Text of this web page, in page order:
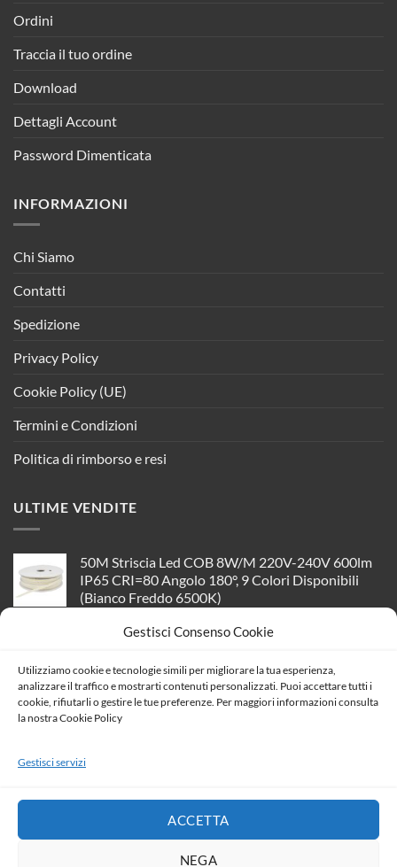
Gestisci Consenso Cookie
Utilizziamo cookie e tecnologie simili per migliorare la tua esperienza,
analizzare il traffico e mostrarti contenuti personalizzati. Puoi accettare tutti i
cookie, rifiutarli o gestire le tue preferenze. Per maggiori informazioni consulta
la nostra Cookie Policy
Gestisci servizi
ACCETTA
NEGA
Ordini
Traccia il tuo ordine
Download
Dettagli Account
Password Dimenticata
INFORMAZIONI
Chi Siamo
Contatti
Spedizione
Privacy Policy
Cookie Policy (UE)
Termini e Condizioni
Politica di rimborso e resi
ULTIME VENDITE
50M Striscia Led COB 8W/M 220V-240V 600lm
IP65 CRI=80 Angolo 180°, 9 Colori Disponibili
(Bianco Freddo 6500K)
prezzo
era:
154,19 €.
prezzo
è:
136,57 €.
4000K Carcassa Bianca con Sensore PIR di
Movimento e Crepuscolare Chip Samsung SKU-
434
€
29,40 €.26,04 €.
Placca In Alluminio ETTROIT Serie Space 4
19,04€ 16,86€
prezzo